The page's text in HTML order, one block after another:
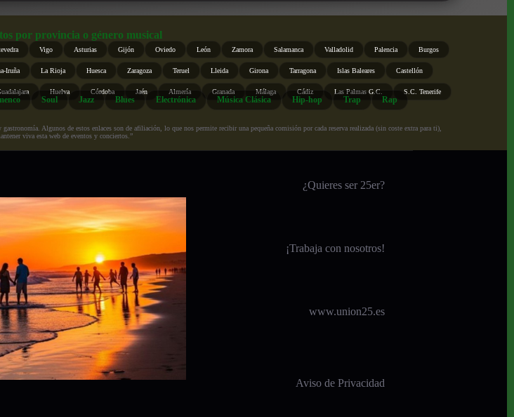
por provincia o género musical
Vigo Asturias Gijón Oviedo León Zamora Salamanca Valladolid Palencia Burgos
Iruña La Rioja Huesca Zaragoza Teruel Lleida Girona Tarragona Islas Baleares Castellón
Huelva Córdoba Jaén Almería Granada Málaga Cádiz Las Palmas G.C. S.C. Tenerife
Soul Jazz Blues Electrónica Música Clásica Hip-hop Trap Rap
Algunos de estos enlaces son de afiliación, lo que nos permite recibir una pequeña comisión por cada reserva realizada (sin coste extra para ti),
viva esta web de eventos y conciertos.”
¿Quieres ser 25er?
¡Trabaja con nosotros!
www.union25.es
Aviso de Privacidad